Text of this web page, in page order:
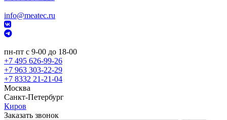
info@meatec.ru
пн-пт с 9-00 до 18-00
+7 495 626-99-26
+7 963 303-22-29
+7 8332 21-21-04
Москва
Санкт-Петербург
Киров
Заказать звонок